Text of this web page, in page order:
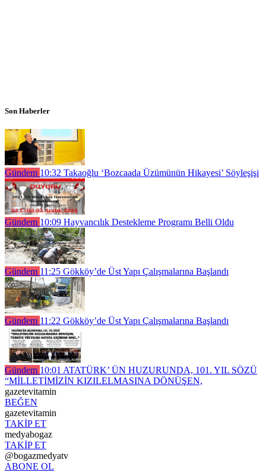
Son Haberler
Gündem 10:32 Takaoğlu ‘Bozcaada Üzümünün Hikayesi’ Söyleşişi
Gündem 10:09 Hayvancılık Destekleme Programı Belli Oldu
Gündem 11:25 Gökköy’de Üst Yapı Çalışmalarına Başlandı
Gündem 11:22 Gökköy’de Üst Yapı Çalışmalarına Başlandı
Gündem 10:01 ATATÜRK’ ÜN HUZURUNDA, 101. YIL SÖZÜ
“MİLLETİMİZİN KIZILELMASINA DÖNÜŞEN,
gazetevitamin
BEĞEN
gazetevitamin
TAKİP ET
medyabogaz
TAKİP ET
@bogazmedyatv
ABONE OL